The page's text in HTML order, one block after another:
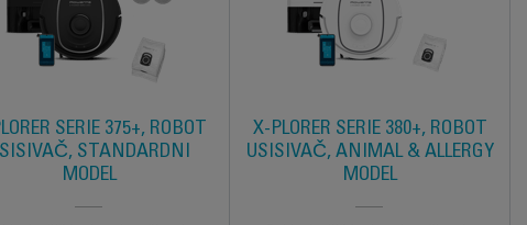
SERIE 375+, ROBOT
STANDARDNI
MODEL
X-PLORER SERIE 380+, ROBOT
USISIVAČ, ANIMAL & ALLERGY
MODEL